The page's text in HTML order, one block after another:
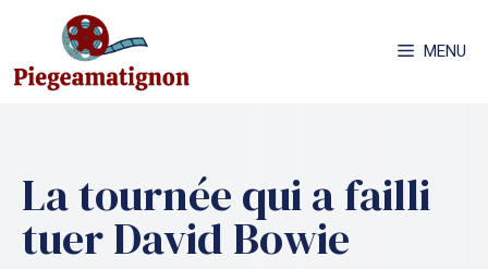
contenu
MENU
La tournée qui a failli
tuer David Bowie